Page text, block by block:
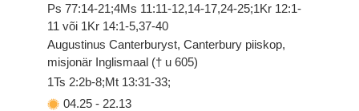
Ps 77:14-21;4Ms 11:11-12,14-17,24-25;1Kr 12:1-
11 või 1Kr 14:1-5,37-40
Augustinus Canterburyst, Canterbury piiskop,
misjonär Inglismaal († u 605)
1Ts 2:2b-8;Mt 13:31-33;
04.25 - 22.13